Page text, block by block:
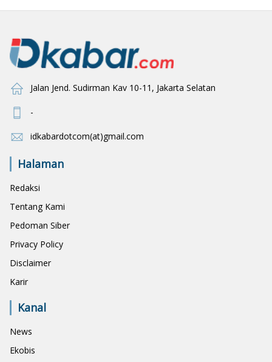
Jalan Jend. Sudirman Kav 10-11, Jakarta Selatan
-
idkabardotcom(at)gmail.com
Halaman
Redaksi
Tentang Kami
Pedoman Siber
Privacy Policy
Disclaimer
Karir
Kanal
News
Ekobis